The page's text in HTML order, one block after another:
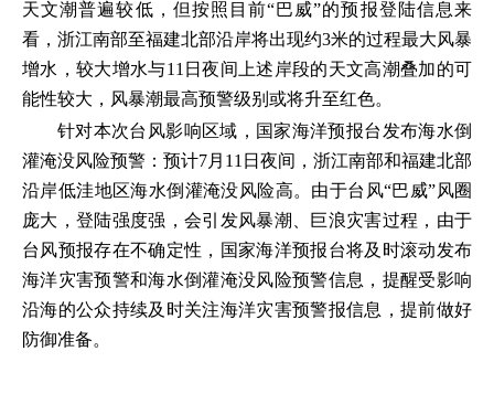
天文潮普遍较低，但按照目前“巴威”的预报登陆信息来
看，浙江南部至福建北部沿岸将出现约3米的过程最大风暴
增水，较大增水与11日夜间上述岸段的天文高潮叠加的可
能性较大，风暴潮最高预警级别或将升至红色。
针对本次台风影响区域，国家海洋预报台发布海水倒
灌淹没风险预警：预计7月11日夜间，浙江南部和福建北部
沿岸低洼地区海水倒灌淹没风险高。由于台风“巴威”风圈
庞大，登陆强度强，会引发风暴潮、巨浪灾害过程，由于
台风预报存在不确定性，国家海洋预报台将及时滚动发布
海洋灾害预警和海水倒灌淹没风险预警信息，提醒受影响
沿海的公众持续及时关注海洋灾害预警报信息，提前做好
防御准备。